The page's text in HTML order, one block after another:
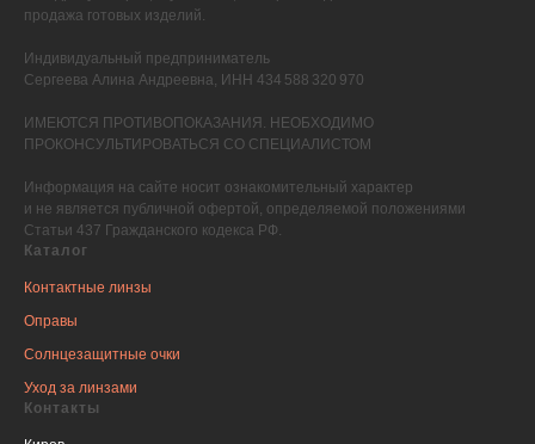
продажа готовых изделий.
Индивидуальный предприниматель
Сергеева Алина Андреевна, ИНН 434 588 320 970
ИМЕЮТСЯ ПРОТИВОПОКАЗАНИЯ. НЕОБХОДИМО
ПРОКОНСУЛЬТИРОВАТЬСЯ СО СПЕЦИАЛИСТОМ
Информация на сайте носит ознакомительный характер
и не является публичной офертой, определяемой положениями
Статьи 437 Гражданского кодекса РФ.
Каталог
Контактные линзы
Оправы
Солнцезащитные очки
Уход за линзами
Контакты